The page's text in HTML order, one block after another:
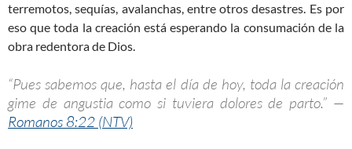
terremotos, sequías, avalanchas, entre otros desastres. Es por
eso que toda la creación está esperando la consumación de la
obra redentora de Dios.
“Pues sabemos que, hasta el día de hoy, toda la creación
gime de angustia como si tuviera dolores de parto.” —
Romanos 8:22 (NTV)